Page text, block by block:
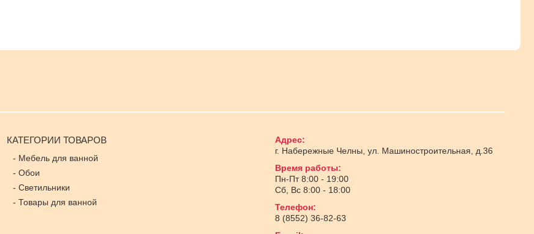
КАТЕГОРИИ ТОВАРОВ
- Мебель для ванной
- Обои
- Светильники
- Товары для ванной
Адрес:
г. Набережные Челны ул. Машиностроительная, д.36
Время работы:
Пн-Пт 8:00 - 19:00
Сб, Вс 8:00 - 18:00
Телефон:
8 (8552) 36-82-63